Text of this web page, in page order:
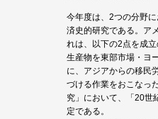
今年度は、2つの分野
済史的研究である。ア
れは、以下の2点を成
生産物を東部市場・ヨ
に、アジアからの移民
づける作業をおこなっ
究」において、「20世
定である。